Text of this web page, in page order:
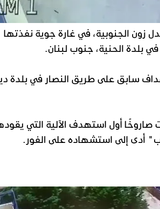
زون الجنوبية، في غارة جوية نفذتها
بلدة الحنية، جنوب لبنان.
سابق على طريق النصار في بلدة
صاروخًا أول استهدف الآلية التي
أدى إلى استشهاده على الفور.